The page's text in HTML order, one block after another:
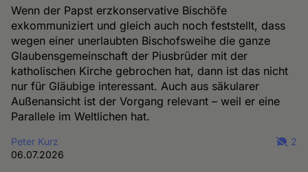
Wenn der Papst erzkonservative Bischöfe
exkommuniziert und gleich auch noch feststellt, dass
wegen einer unerlaubten Bischofsweihe die ganze
Glaubensgemeinschaft der Piusbrüder mit der
katholischen Kirche gebrochen hat, dann ist das nicht
nur für Gläubige interessant. Auch aus säkularer
Außenansicht ist der Vorgang relevant – weil er eine
Parallele im Weltlichen hat.
Peter Kurz
06.07.2026
2